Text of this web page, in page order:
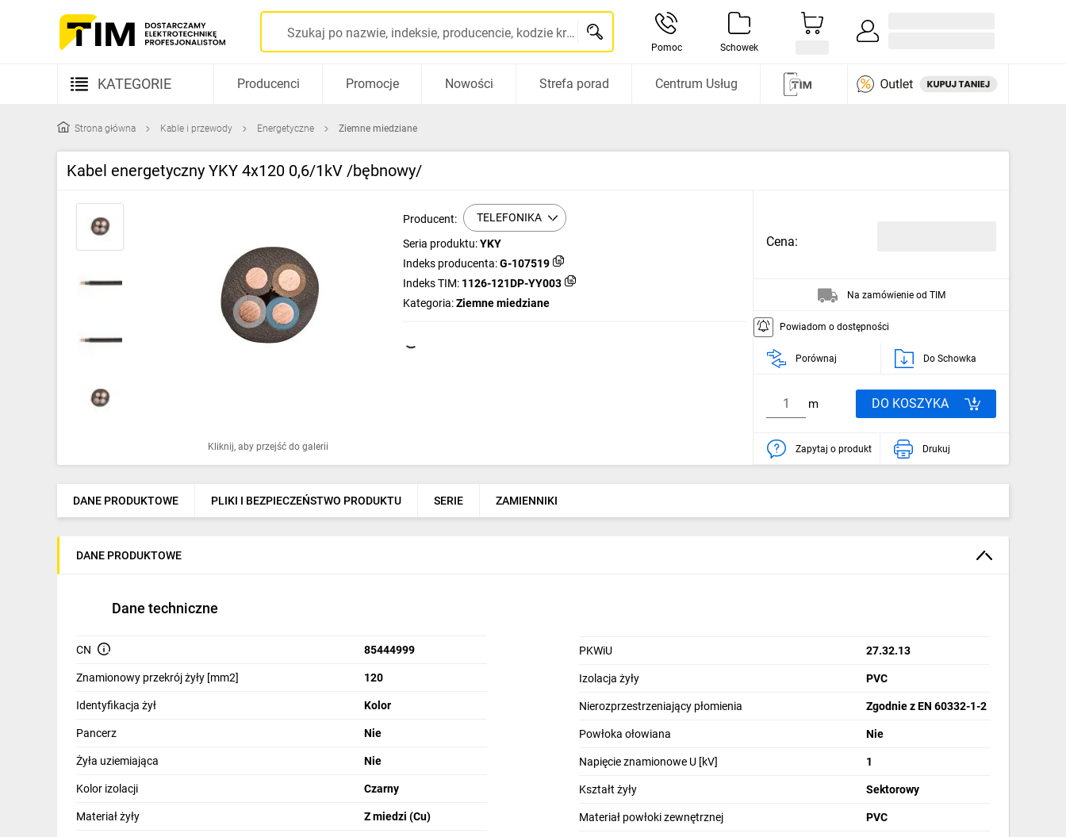
Szukaj po nazwie, indeksie, producencie, kodzie kreskowym...
Pomoc Schowek
KATEGORIE
Kable i przewody
Rozdzielnice i obudowy
Gniazda i łączniki
Oprawy oświetleniowe
Pompy ciepła
Ogrzewanie
Elektronarzędzia i mierniki
Dom i ogród
Odzież ochronna i BHP
Inne
Budowa i Remont
Producenci Promocje Nowości Strefa porad Centrum Usług
Strona główna Kable i przewody Energetyczne Ziemne miedziane
Kabel energetyczny YKY 4x120 0,6/1kV /bębnowy/
Kliknij, aby przejść do galerii
Producent: TELEFONIKA
Seria produktu:YKY
Indeks producenta:G-107519
Indeks TIM: 1126-121DP-YY003
Kategoria:Ziemne miedziane
Cena:
Na zamówienie od TIM
Powiadom o dostępności
Porównaj Do Schowka
m DO KOSZYKA
Zapytaj o produkt Drukuj
DANE PRODUKTOWE PLIKI I BEZPIECZEŃSTWO PRODUKTU SERIE ZAMIENNIKI
DANE PRODUKTOWE
Dane techniczne
CN 85444999
Znamionowy przekrój żyły [mm2] 120
Identyfikacja żył Kolor
Pancerz Nie
Żyła uziemiająca Nie
Kolor izolacji Czarny
Materiał żyły Z miedzi (Cu)
PKWiU 27.32.13
Izolacja żyły PVC
Nierozprzestrzeniający płomienia Zgodnie z EN 60332-1-2
Powłoka ołowiana Nie
Napięcie znamionowe U [kV] 1
Kształt żyły Sektorowy
Materiał powłoki zewnętrznej PVC